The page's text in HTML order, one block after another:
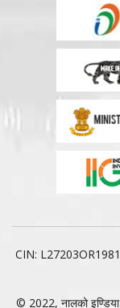
CIN:
© 2022, नालको इण्डिया.